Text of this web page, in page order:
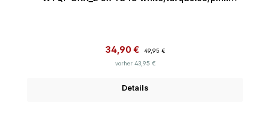
Verkaufspreis:
34,90 €
49,95 €
vorher 43,95 €
Details